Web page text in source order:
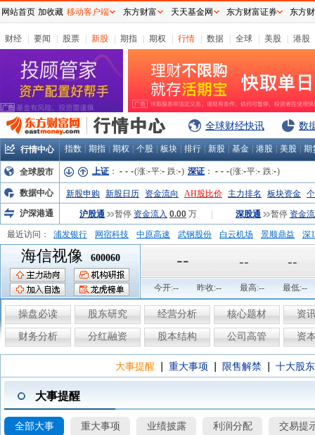
财经 要闻 股票 新股 期指 期权 行情 数据 全球 美股 港股
全球财经快讯 数
行情中心 指数 期指 期权 个股 板块 排行 新股 基金 港股 美股 期
全球股市 上证 ： - - -(涨:-平:- 跌:-) 深证 ： - - -(涨:-平:- 跌:-)
数据中心 新股申购 新股日历 资金流向 AH股比价 主力排名 板块资金
沪深港通
沪股通 暂停 资金流入 0.00 万 深股通 暂停 资金
最近访问： 浦发银行 网宿科技 中原高速 武钢股份 白云机场 景顺鼎益
深
弘业股份
富临运业
海信视像 600060 -- -- --
今开:-- 昨收:-- 最高:-- 最低:--
操盘必读 股东研究 经营分析 核心题材 资
财务分析 分红融资 股本结构 公司高管 资
大事提醒 重大事项 限售解禁 十大股
大事提醒
全部大事 重大事项 业绩披露 利润分配 交易提
网站首页 加收藏 移动客户端 东方财富 天天基金网 东方财富证券 东方